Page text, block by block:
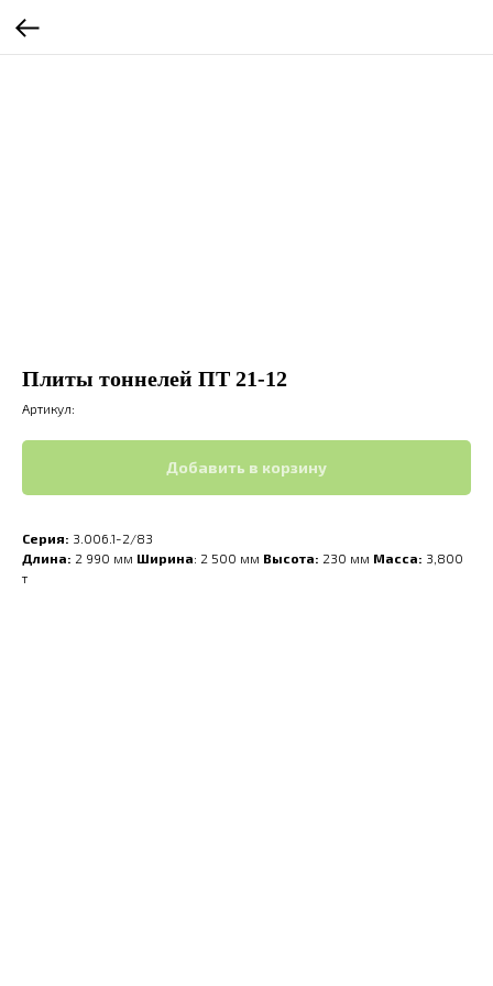
Плиты тоннелей ПТ 21-12
Артикул:
Добавить в корзину
Серия: 3.006.1-2/83
Длина: 2 990 мм Ширина: 2 500 мм Высота: 230 мм Масса: 3,800
т